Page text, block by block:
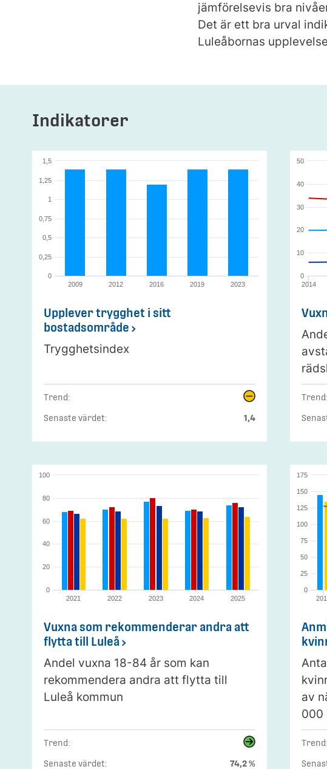
jämförelsevis bra
Det är ett bra urval
Luleåbornas
Indikatorer
2009 2012 2016 2019 2023
0
0,25
0,5
0,75
1
1,25
1,5
Upplever trygghet i sitt
bostadsområde
Trygghetsindex
Trend:
Senaste värdet: 1,4
2014
0
10
20
30
40
50
Trend:
2021 2022 2023 2024 2025
0
20
40
60
80
100
Vuxna som rekommenderar andra att
flytta till Luleå
Andel vuxna 18-84 år som kan
rekommendera andra att flytta till
Luleå kommun
Trend:
Senaste värdet: 74,2 %
0
25
50
75
100
125
150
175
av
000
Trend: